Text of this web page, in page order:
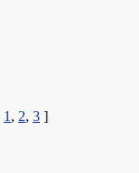
1 , 2, 3 ]